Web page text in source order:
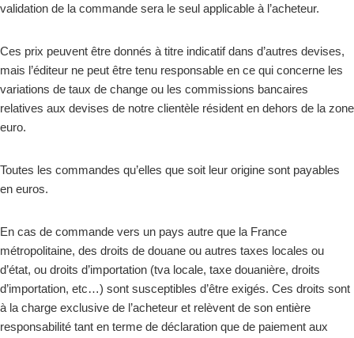
validation de la commande sera le seul applicable à l’acheteur.
Ces prix peuvent être donnés à titre indicatif dans d’autres devises,
mais l’éditeur ne peut être tenu responsable en ce qui concerne les
variations de taux de change ou les commissions bancaires
relatives aux devises de notre clientèle résident en dehors de la zone
euro.
Toutes les commandes qu’elles que soit leur origine sont payables
en euros.
En cas de commande vers un pays autre que la France
métropolitaine, des droits de douane ou autres taxes locales ou
d’état, ou droits d’importation (tva locale, taxe douanière, droits
d’importation, etc…) sont susceptibles d’être exigés. Ces droits sont
à la charge exclusive de l’acheteur et relèvent de son entière
responsabilité tant en terme de déclaration que de paiement aux